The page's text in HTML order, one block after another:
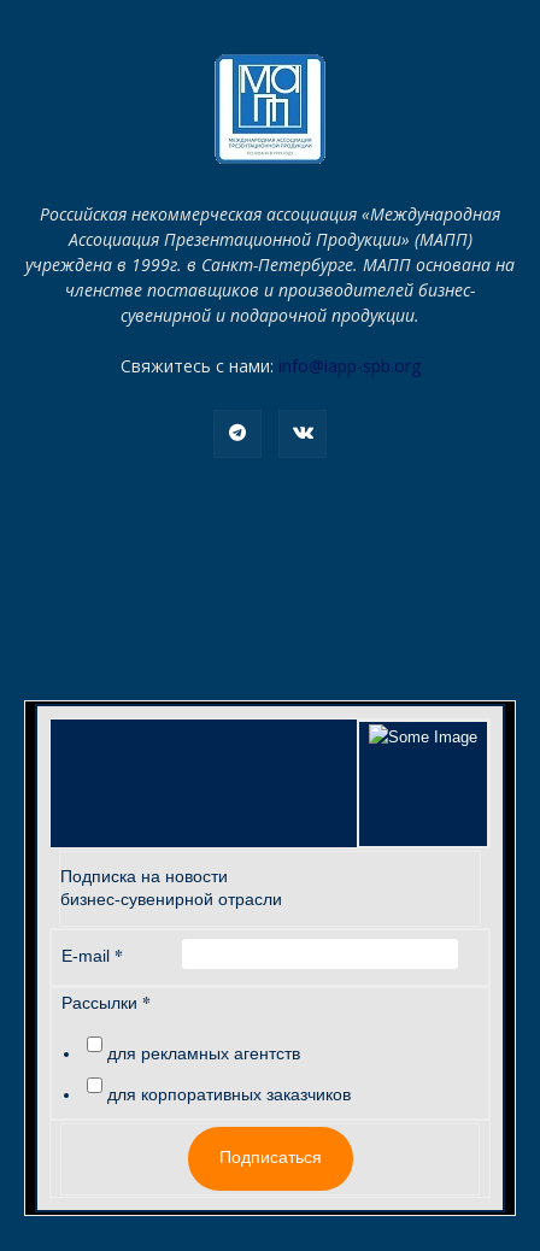
Российская некоммерческая ассоциация «Международная
Ассоциация Презентационной Продукции» (МАПП)
учреждена в 1999г. в Санкт-Петербурге. МАПП основана на
членстве поставщиков и производителей бизнес-
сувенирной и подарочной продукции.
Свяжитесь с нами: info@iapp-spb.org
Подписка на новости
бизнес-сувенирной отрасли
E-mail *
Рассылки *
для рекламных агентств
для корпоративных заказчиков
Подписаться